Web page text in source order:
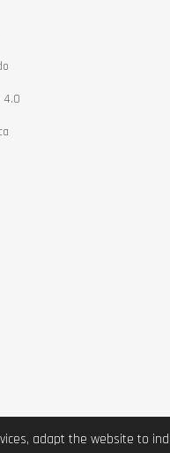
4.0
adapt the website to